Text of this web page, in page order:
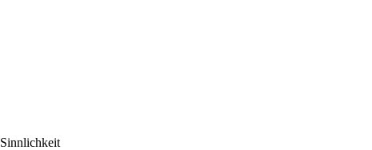
Sinnlichkeit